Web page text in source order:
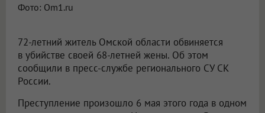
Фото: Om1.ru
72-летний житель Омской области обвиняется
в убийстве своей 68-летней жены. Об этом
сообщили в пресс-службе регионального СУ СК
России.
Преступление произошло 6 мая этого года в одном